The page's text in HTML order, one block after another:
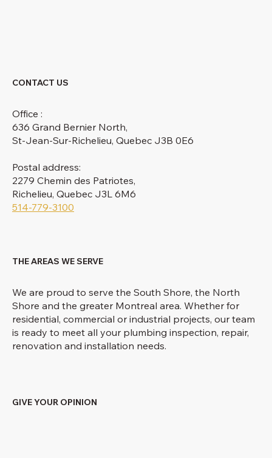
CONTACT US
Office :
636 Grand Bernier North,
St-Jean-Sur-Richelieu, Quebec J3B 0E6
Postal address:
2279 Chemin des Patriotes,
Richelieu, Quebec J3L 6M6
514-779-3100
THE AREAS WE SERVE
We are proud to serve the South Shore, the North
Shore and the greater Montreal area. Whether for
residential, commercial or industrial projects, our team
is ready to meet all your plumbing inspection, repair,
renovation and installation needs.
GIVE YOUR OPINION